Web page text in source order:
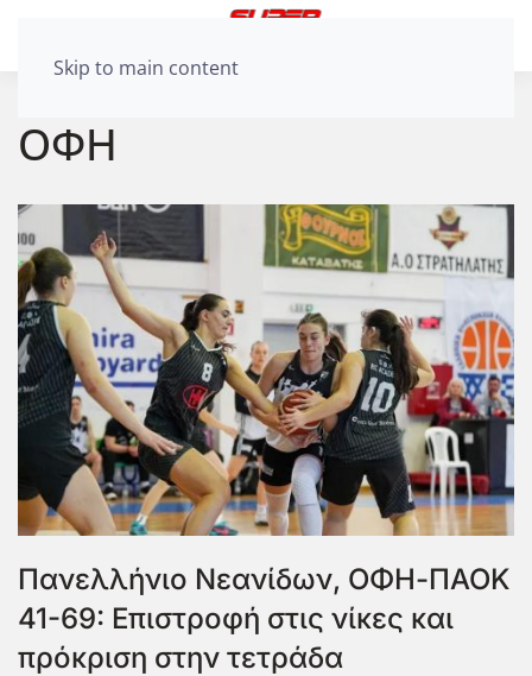
Skip to main content
ΟΦΗ
Πανελλήνιο Νεανίδων, ΟΦΗ-ΠΑΟΚ
41-69: Επιστροφή στις νίκες και
πρόκριση στην τετράδα